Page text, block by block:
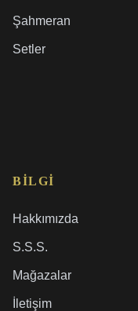
Şahmeran
Setler
BILGI
Hakkımızda
S.S.S.
Mağazalar
İletişim